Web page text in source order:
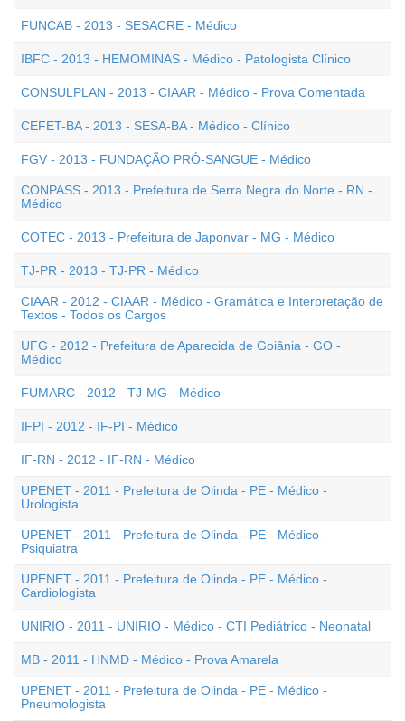
FUNCAB - 2013 - SESACRE - Médico
IBFC - 2013 - HEMOMINAS - Médico - Patologista Clínico
CONSULPLAN - 2013 - CIAAR - Médico - Prova Comentada
CEFET-BA - 2013 - SESA-BA - Médico - Clínico
FGV - 2013 - FUNDAÇÃO PRÓ-SANGUE - Médico
CONPASS - 2013 - Prefeitura de Serra Negra do Norte - RN -
Médico
COTEC - 2013 - Prefeitura de Japonvar - MG - Médico
TJ-PR - 2013 - TJ-PR - Médico
CIAAR - 2012 - CIAAR - Médico - Gramática e Interpretação de
Textos - Todos os Cargos
UFG - 2012 - Prefeitura de Aparecida de Goiânia - GO -
Médico
FUMARC - 2012 - TJ-MG - Médico
IFPI - 2012 - IF-PI - Médico
IF-RN - 2012 - IF-RN - Médico
UPENET - 2011 - Prefeitura de Olinda - PE - Médico -
Urologista
UPENET - 2011 - Prefeitura de Olinda - PE - Médico -
Psiquiatra
UPENET - 2011 - Prefeitura de Olinda - PE - Médico -
Cardiologista
UNIRIO - 2011 - UNIRIO - Médico - CTI Pediátrico - Neonatal
MB - 2011 - HNMD - Médico - Prova Amarela
UPENET - 2011 - Prefeitura de Olinda - PE - Médico -
Pneumologista